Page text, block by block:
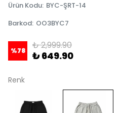
Ürün Kodu: BYC-ŞRT-14
Barkod: OO3BYC7
%78 ₺ 2,999.90
₺ 649.90
Renk